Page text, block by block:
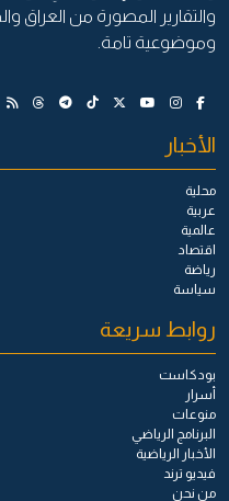
والتقارير المصورة من العراق
وموضوعية تامة.
الأخبار
محلية
عربية
عالمية
اقتصاد
رياضة
سياسة
روابط سريعة
بودكاست
أسرار
منوعات
البرنامج الرياضي
الأخبار الرياضية
فيديو ترند
من نحن